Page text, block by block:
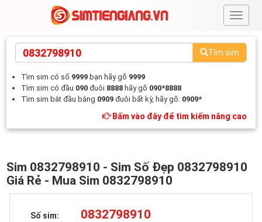
#
Tìm sim
Tìm sim có số 9999 bạn hãy gõ 9999
Tìm sim có đầu 090 đuôi 8888 hãy gõ 090*8888
Tìm sim bắt đầu bằng 0909 đuôi bất kỳ, hãy gõ: 0909*
Bấm vào đây để tìm kiếm nâng cao
Sim 0832798910 - Sim Số Đẹp 0832798910
Giá Rẻ - Mua Sim 0832798910
Số sim: 0832798910